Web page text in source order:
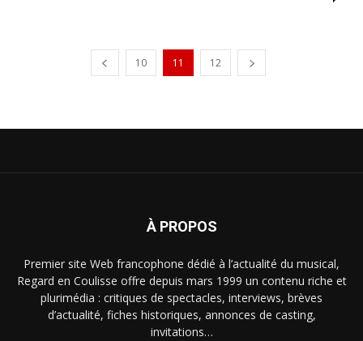
10 11 12
À PROPOS
Premier site Web francophone dédié à l’actualité du musical,
Regard en Coulisse offre depuis mars 1999 un contenu riche et
plurimédia : critiques de spectacles, interviews, brèves
d’actualité, fiches historiques, annonces de casting,
invitations…